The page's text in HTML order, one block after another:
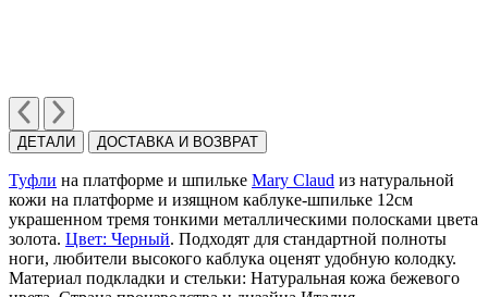
ДЕТАЛИ ДОСТАВКА И ВОЗВРАТ
Туфли на платформе и шпильке Mary Claud из натуральной
кожи на платформе и изящном каблуке-шпильке 12см
украшенном тремя тонкими металлическими полосками цвета
золота. Цвет: Черный. Подходят для стандартной полноты
ноги, любители высокого каблука оценят удобную колодку.
Материал подкладки и стельки: Натуральная кожа бежевого